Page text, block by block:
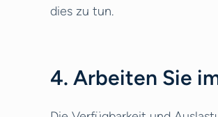
dies zu tun.
4. Arbeiten Sie